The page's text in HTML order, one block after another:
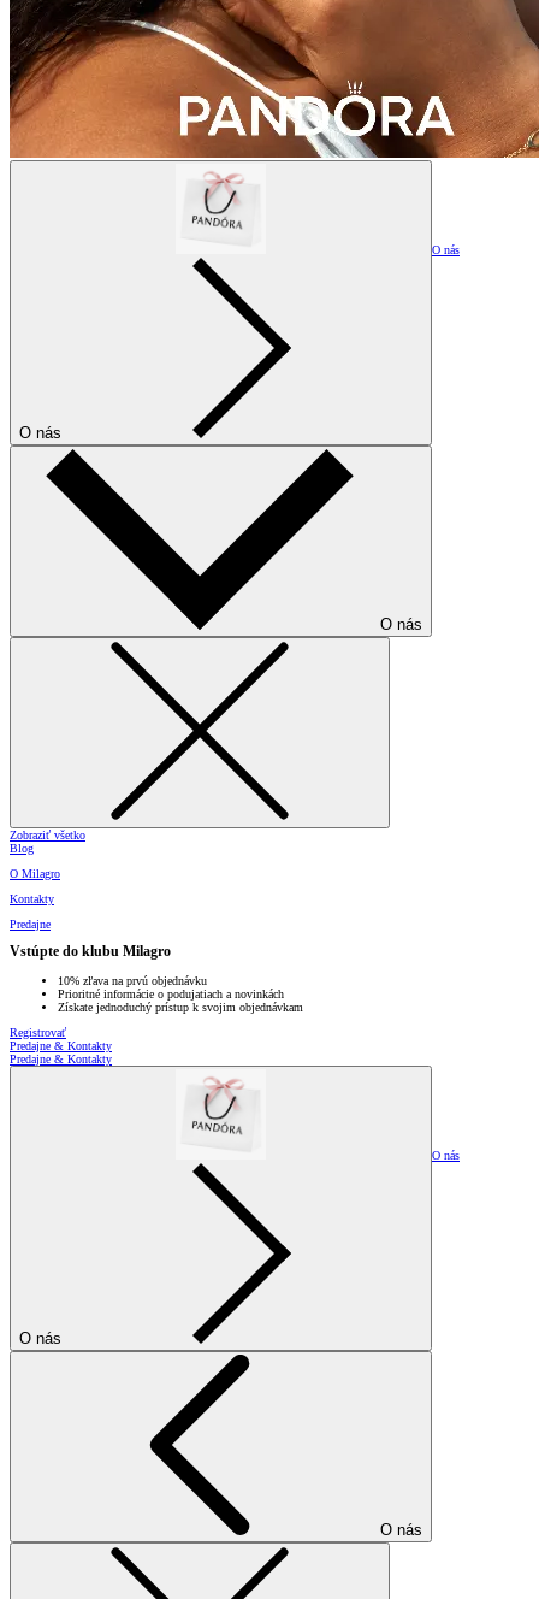
O nás
O nás
O nás
Zobraziť všetko
Blog
O Milagro
Kontakty
Predajne
Vstúpte do klubu Milagro
10% zľava na prvú objednávku
Prioritné informácie o podujatiach a novinkách
Získate jednoduchý prístup k svojim objednávkam
Registrovať
Predajne & Kontakty
Predajne & Kontakty
O nás
O nás
O nás